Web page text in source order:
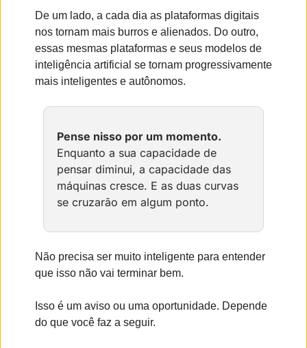
De um lado, a cada dia as plataformas digitais
nos tornam mais burros e alienados. Do outro,
essas mesmas plataformas e seus modelos de
inteligência artificial se tornam progressivamente
mais inteligentes e autônomos.
Pense nisso por um momento.
Enquanto a sua capacidade de
pensar diminui, a capacidade das
máquinas cresce. E as duas curvas
se cruzarão em algum ponto.
Não precisa ser muito inteligente para entender
que isso não vai terminar bem.
Isso é um aviso ou uma oportunidade. Depende
do que você faz a seguir.